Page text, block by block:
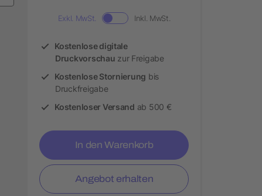
Exkl. MwSt. Inkl. MwSt.
Kostenlose digitale
Druckvorschau zur Freigabe
Kostenlose Stornierung bis
Druckfreigabe
Kostenloser Versand ab 500 €
In den Warenkorb
Angebot erhalten